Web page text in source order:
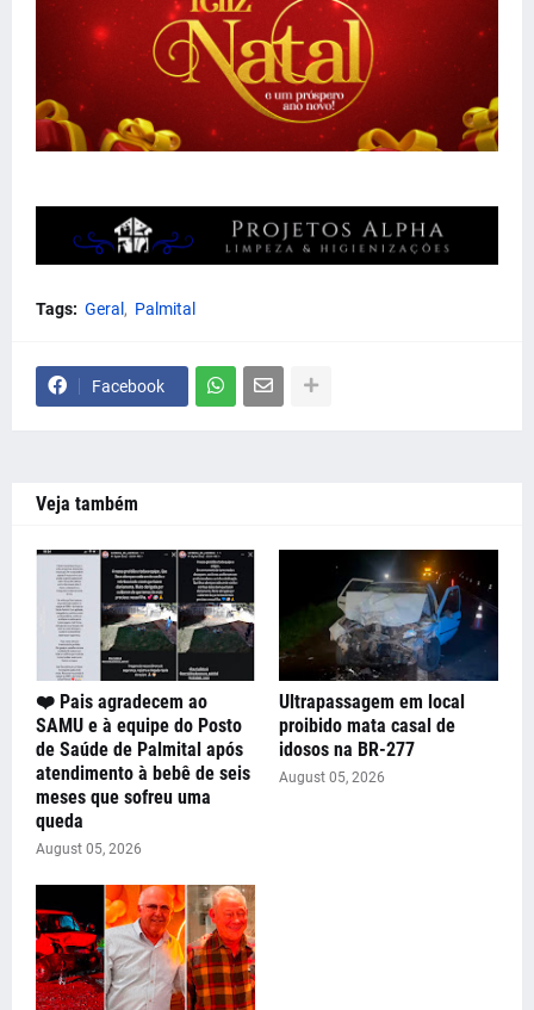
Tags: Geral Palmital
Facebook
Veja também
❤️ Pais agradecem ao
SAMU e à equipe do Posto
de Saúde de Palmital após
atendimento à bebê de seis
meses que sofreu uma
queda
August 05, 2026
Ultrapassagem em local
proibido mata casal de
idosos na BR-277
August 05, 2026